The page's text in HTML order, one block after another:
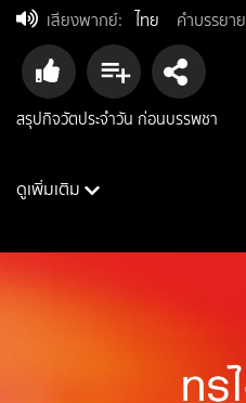
เสียงพากย์: ไทย คำบรรยาย
สรุปกิจวัตประจำวัน ก่อนบรรพชา
นักแสดง: สามเณรปลูกปัญญาธรรม
ดูเพิ่มเติม